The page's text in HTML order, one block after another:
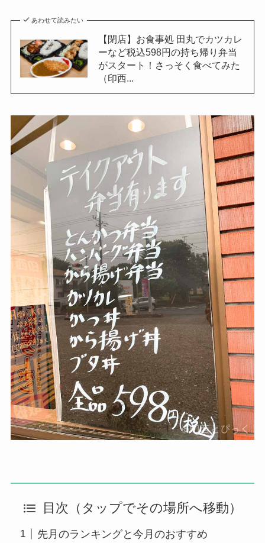
あわせて読みたい
【閉店】お食事処 田丸でカツカレ
ーなど税込598円の持ち帰り弁当
がスタート！さっそく食べてみた
（印西...
目次（タップでその場所へ移動）
先月のランキングと今月のおすすめ